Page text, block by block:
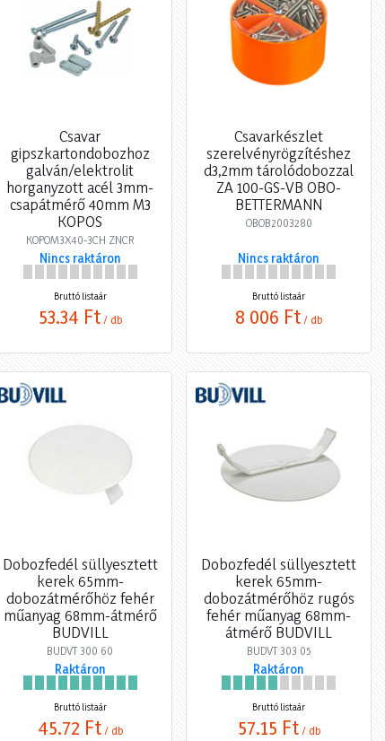
Csavar
gipszkartondobozhoz
galván/elektrolit
horganyzott acél 3mm-
csapátmérő 40mm M3
KOPOS
KOPOM3X40-3CH ZNCR
Nincs raktáron
Bruttó listaár
53,34 Ft / db
Csavarkészlet
szerelvényrögzítéshez
d3,2mm tárolódobozzal
ZA 100-GS-VB OBO-
BETTERMANN
OBOB2003280
Nincs raktáron
Bruttó listaár
8 006 Ft / db
Dobozfedél süllyesztett
kerek 65mm-
dobozátmérőhöz fehér
műanyag 68mm-átmérő
BUDVILL
BUDVT 300 60
Raktáron
Bruttó listaár
45,72 Ft / db
Dobozfedél süllyesztett
kerek 65mm-
dobozátmérőhöz rugós
fehér műanyag 68mm-
átmérő BUDVILL
BUDVT 303 05
Raktáron
Bruttó listaár
57,15 Ft / db